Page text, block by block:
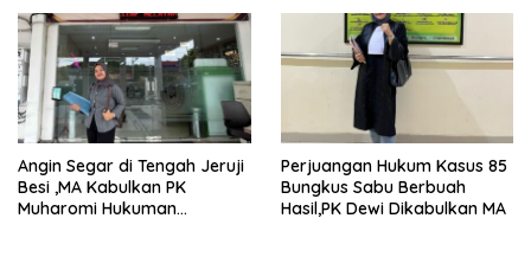
Angin Segar di Tengah Jeruji
Besi ,MA Kabulkan PK
Muharomi Hukuman
Perjuangan Hukum Kasus 85
Bungkus Sabu Berbuah
Hasil,PK Dewi Dikabulkan MA